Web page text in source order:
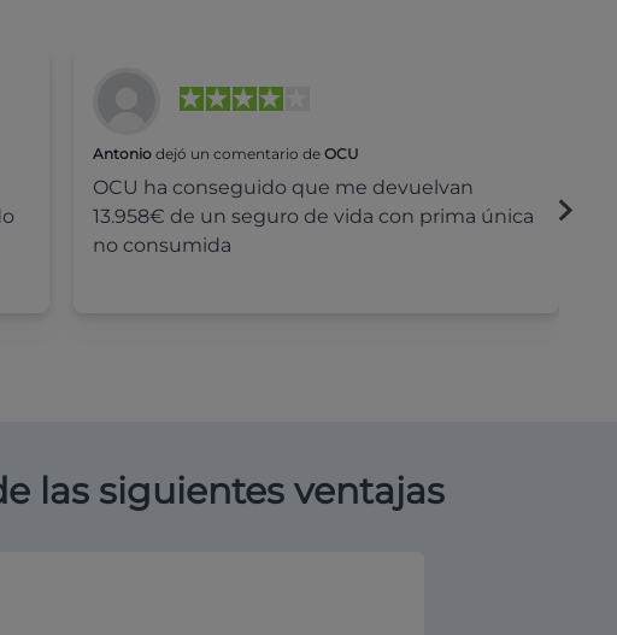
Antonio dejó un comentario deOCU
OCU ha conseguido que me devuelvan
13.958€ de un seguro de vida con prima única
no consumida
las siguientes ventajas